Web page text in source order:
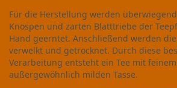
Für die Herstellung werden
Knospen und zarten Blatttriebe der
Hand geerntet. Anschließend werden
verwelkt und getrocknet. Durch diese
Verarbeitung entsteht ein Tee mit
außergewöhnlich milden Tasse.